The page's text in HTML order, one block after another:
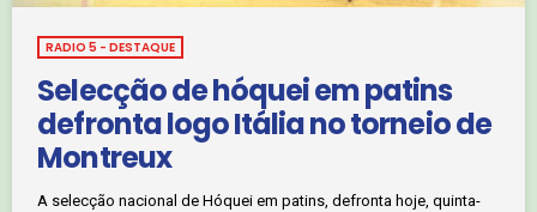
RADIO 5 - DESTAQUE
Selecção de hóquei em patins
defronta logo Itália no torneio de
Montreux
A selecção nacional de Hóquei em patins, defronta hoje, quinta-